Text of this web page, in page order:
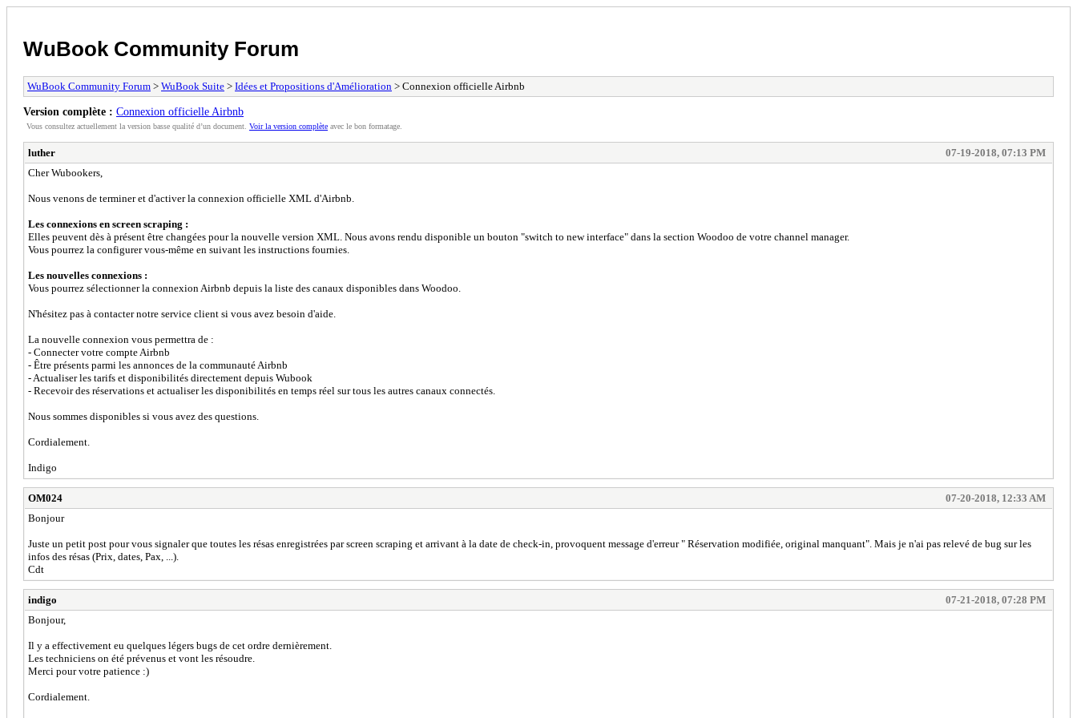
WuBook Community Forum
WuBook Community Forum > WuBook Suite > Idées et Propositions d'Amélioration > Connexion officielle Airbnb
Version complète : Connexion officielle Airbnb
Vous consultez actuellement la version basse qualité d’un document. Voir la version complète avec le bon formatage.
luther
07-19-2018, 07:13 PM
Cher Wubookers,
Nous venons de terminer et d'activer la connexion officielle XML d'Airbnb.
Les connexions en screen scraping :
Elles peuvent dès à présent être changées pour la nouvelle version XML. Nous avons rendu disponible un bouton "switch to new interface" dans la section Woodoo de votre channel manager.
Vous pourrez la configurer vous-même en suivant les instructions fournies.
Les nouvelles connexions :
Vous pourrez sélectionner la connexion Airbnb depuis la liste des canaux disponibles dans Woodoo.
N'hésitez pas à contacter notre service client si vous avez besoin d'aide.
La nouvelle connexion vous permettra de :
- Connecter votre compte Airbnb
- Être présents parmi les annonces de la communauté Airbnb
- Actualiser les tarifs et disponibilités directement depuis Wubook
- Recevoir des réservations et actualiser les disponibilités en temps réel sur tous les autres canaux connectés.
Nous sommes disponibles si vous avez des questions.
Cordialement.
Indigo
OM024
07-20-2018, 12:33 AM
Bonjour
Juste un petit post pour vous signaler que toutes les résas enregistrées par screen scraping et arrivant à la date de check-in, provoquent message d'erreur " Réservation modifiée, original manquant". Mais je n'ai pas relevé de bug sur les
infos des résas (Prix, dates, Pax, ...).
Cdt
indigo
07-21-2018, 07:28 PM
Bonjour,
Il y a effectivement eu quelques légers bugs de cet ordre dernièrement.
Les techniciens on été prévenus et vont les résoudre.
Merci pour votre patience :)
Cordialement.